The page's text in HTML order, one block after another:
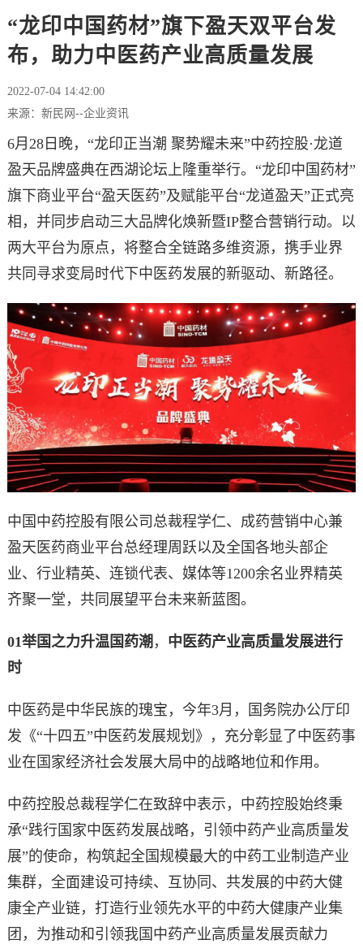
“龙印中国药材”旗下盈天双平台发
布，助力中医药产业高质量发展
2022-07-04 14:42:00
来源：新民网--企业资讯
6月28日晚，“龙印正当潮 聚势耀未来”中药控股·龙道
盈天品牌盛典在西湖论坛上隆重举行。“龙印中国药材”
旗下商业平台“盈天医药”及赋能平台“龙道盈天”正式亮
相，并同步启动三大品牌化焕新暨IP整合营销行动。以
两大平台为原点，将整合全链路多维资源，携手业界
共同寻求变局时代下中医药发展的新驱动、新路径。
中国中药控股有限公司总裁程学仁、成药营销中心兼
盈天医药商业平台总经理周跃以及全国各地头部企
业、行业精英、连锁代表、媒体等1200余名业界精英
齐聚一堂，共同展望平台未来新蓝图。
01举国之力升温国药潮 ， 中医药产业高质量发展进行
时
中医药是中华民族的瑰宝，今年3月，国务院办公厅印
发《“十四五”中医药发展规划》，充分彰显了中医药事
业在国家经济社会发展大局中的战略地位和作用。
中药控股总裁程学仁在致辞中表示，中药控股始终秉
承“践行国家中医药发展战略，引领中药产业高质量发
展”的使命，构筑起全国规模最大的中药工业制造产业
集群，全面建设可持续、互协同、共发展的中药大健
康全产业链，打造行业领先水平的中药大健康产业集
团，为推动和引领我国中药产业高质量发展贡献力